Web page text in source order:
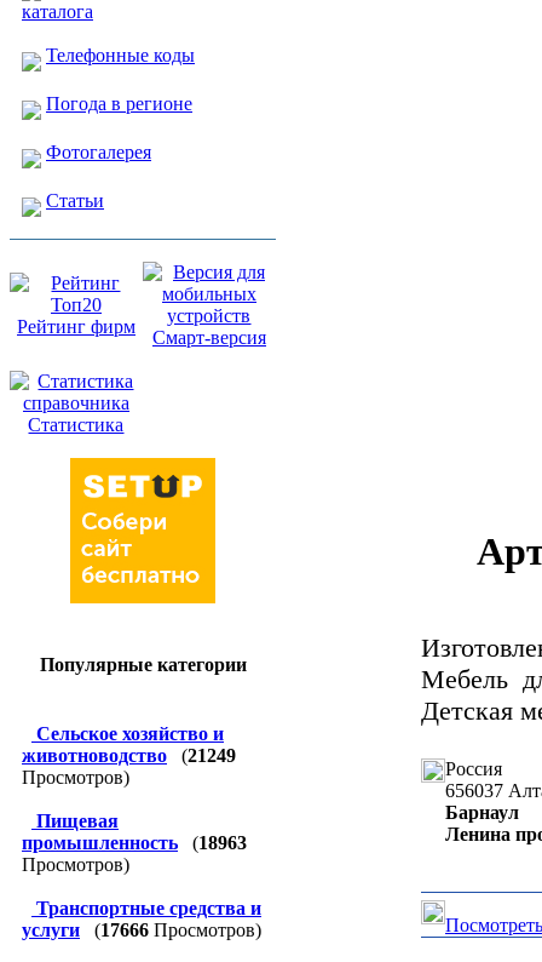
каталога
Телефонные коды
Погода в регионе
Фотогалерея
Статьи
Рейтинг фирм
Смарт-версия
Статистика
Популярные категории
Сельское хозяйство и
животноводство
(21249
Просмотров)
Пищевая
промышленность
(18963
Просмотров)
Транспортные средства и
услуги
(17666 Просмотров)
Мебель
Детская
Россия
656037
Барнаул
Ленина